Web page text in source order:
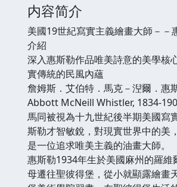
内容简介
美國19世紀寫實主義繪畫大師－－
介紹
深入惠斯勒作品唯美詩意的美學核
實傳統的民風內蘊
詹姆斯．艾伯特．馬克－湼爾．惠
Abbott McNeill Whistler, 1834-
馬同被視為十九世紀後半期美國寫
斯勒才智敏銳，對現實世界中的美
是一位追求唯美主義的油畫大師。
惠斯勒1934年生於美國麻州的羅維
母遷往聖彼得堡，從小就顯露繪畫